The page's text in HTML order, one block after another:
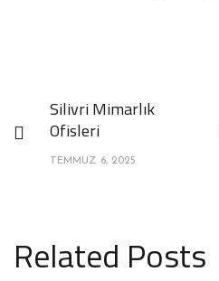
Silivri Mimarlık
Ofisleri
TEMMUZ 6, 2025
Related Posts